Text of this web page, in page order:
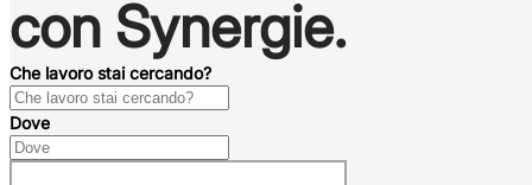
con Synergie.
Che lavoro stai cercando?
Dove